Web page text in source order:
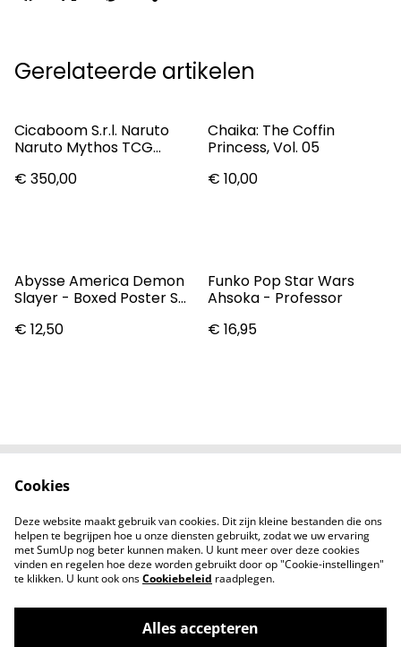
Gerelateerde artikelen
Cicaboom S.r.l. Naruto
Naruto Mythos TCG
Box
€ 350,00
Chaika: The Coffin
Princess, Vol. 05
€ 10,00
Abysse America Demon
Slayer - Boxed Poster Set
€ 12,50
Funko Pop Star Wars
Ahsoka - Professor
€ 16,95
Privacybeleid
Cookiebeleid
Nieuwsberichten
Cookies
Deze website maakt gebruik van cookies. Dit zijn kleine bestanden die ons
helpen te begrijpen hoe u onze diensten gebruikt, zodat we uw ervaring
met SumUp nog beter kunnen maken. U kunt meer over deze cookies
vinden en regelen hoe deze worden gebruikt door op "Cookie-instellingen"
te klikken. U kunt ook onsCookiebeleid raadplegen.
Alles accepteren